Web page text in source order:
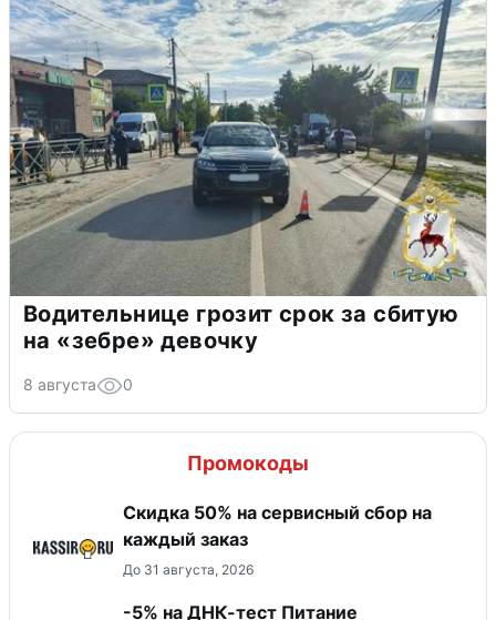
Водительнице грозит срок за сбитую
на «зебре» девочку
8 августа 0
Промокоды
Скидка 50% на сервисный сбор на
каждый заказ
До 31 августа, 2026
-5% на ДНК-тест Питание